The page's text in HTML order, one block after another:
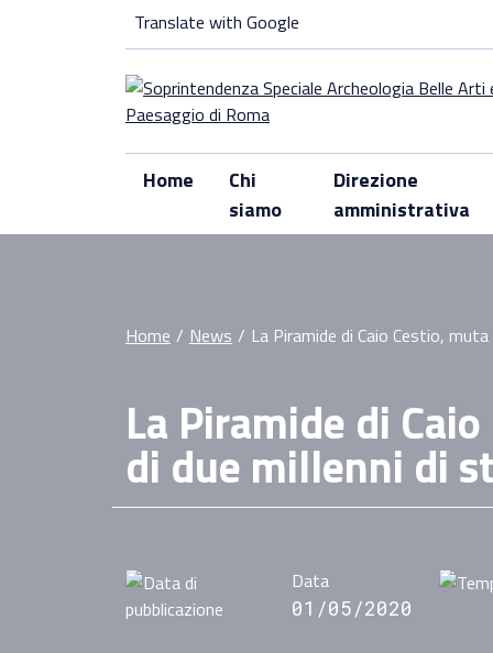
Translate with Google
Home
Chi
siamo
Direzione
amministrativa
Home / News / La Piramide di Caio Cestio,
La Piramide di
di due millenni di
Data
01/05/2020